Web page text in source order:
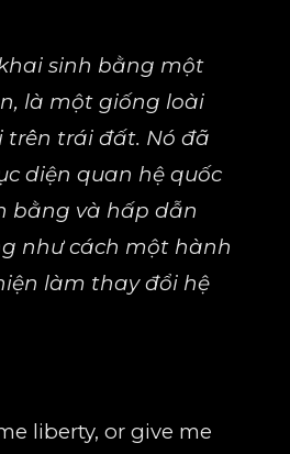
sinh bằng một
là một giống loài
trái đất. Nó đã
diện quan hệ quốc
bằng và hấp dẫn
như cách một hành
làm thay đổi hệ
liberty, or give me